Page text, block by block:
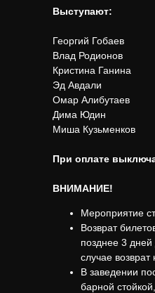
Выступают:
Георгий Гобаев
Влад Родионов
Кристина Ганина
Эд Авдали
Омар Алибутаев
Дима Юдин
Миша Кузьменков
При оплате
ВНИМАНИЕ!
Мероприятие
Возврат
позднее 3
случае возврат
В заведении
барной